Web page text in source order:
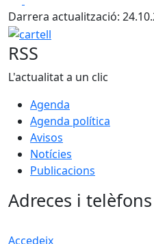
Darrera actualització:
cartell
RSS
L'actualitat a un clic
Agenda
Agenda política
Avisos
Notícies
Publicacions
Adreces i telèfons
Accedeix